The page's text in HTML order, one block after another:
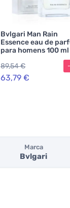
Bvlgari Man Rain
Essence eau de
para homens 100 ml
89,54 €
63,79 €
Marca
Bvlgari